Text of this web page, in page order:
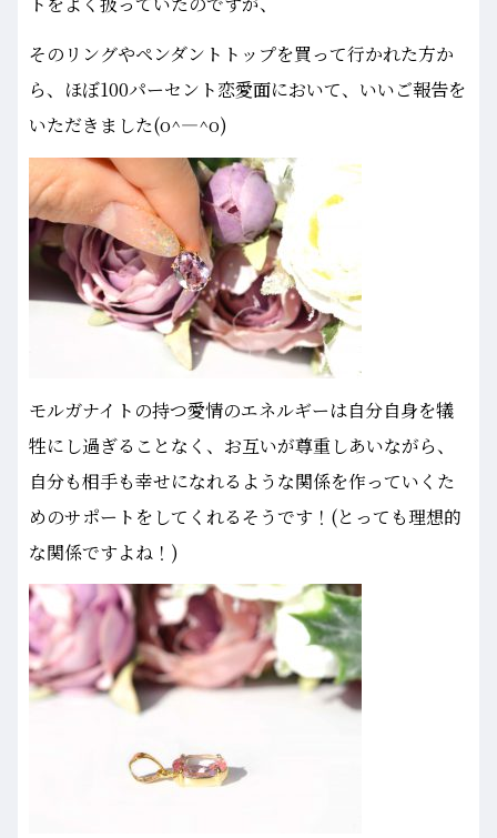
そのリングやペンダントトップを買って行かれた方か
ら、ほぼ100パーセント恋愛面において、いいご報告を
いただきました(o^―^o)
モルガナイトの持つ愛情のエネルギーは自分自身を犠
牲にし過ぎることなく、お互いが尊重しあいながら、
自分も相手も幸せになれるような関係を作っていくた
めのサポートをしてくれるそうです！(とっても理想的
な関係ですよね！)